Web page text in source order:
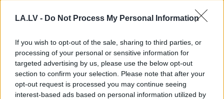
LA.LV - Do Not Process My Personal Information
If you wish to opt-out of the sale, sharing to third parties, or
processing of your personal or sensitive information for
targeted advertising by us, please use the below opt-out
section to confirm your selection. Please note that after your
opt-out request is processed you may continue seeing
interest-based ads based on personal information utilized by